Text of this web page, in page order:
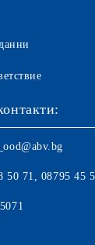
50 71, 08795 45